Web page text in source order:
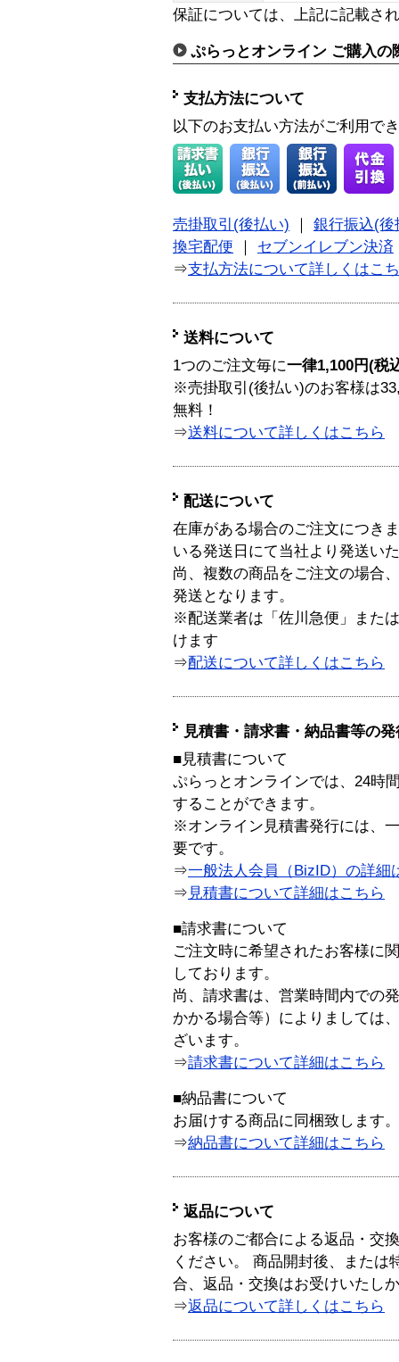
保証については、上記に記載さ
ぷらっとオンライン ご購入の
支払方法について
以下のお支払い方法がご利用で
売掛取引(後払い)
銀行振込(後
換宅配便
セブンイレブン決済
⇒支払方法について詳しくはこ
送料について
1つのご注文毎に一律1,100円(税
※売掛取引(後払い)のお客様は
無料！
⇒送料について詳しくはこちら
配送について
在庫がある場合のご注文につき
いる発送日にて当社より発送い
尚、複数の商品をご注文の場合
発送となります。
※配送業者は「佐川急便」また
けます
⇒配送について詳しくはこちら
見積書・請求書・納品書等の
■見積書について
ぷらっとオンラインでは、24時
することができます。
※オンライン見積書発行には、
要です。
⇒一般法人会員（BizID）の詳細
⇒ 見積書について詳細はこちら
■請求書について
ご注文時に希望されたお客様に
しております。
尚、請求書は、営業時間内での
かかる場合等）によりましては
ざいます。
⇒請求書について詳細はこちら
■納品書について
お届けする商品に同梱致します。
⇒納品書について詳細はこちら
返品について
お客様のご都合による返品・交
ください。 商品開封後、または
合、返品・交換はお受けいたし
⇒返品について詳しくはこちら